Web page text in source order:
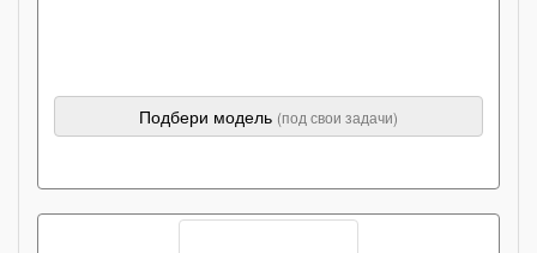
Подбери модель (под свои задачи)